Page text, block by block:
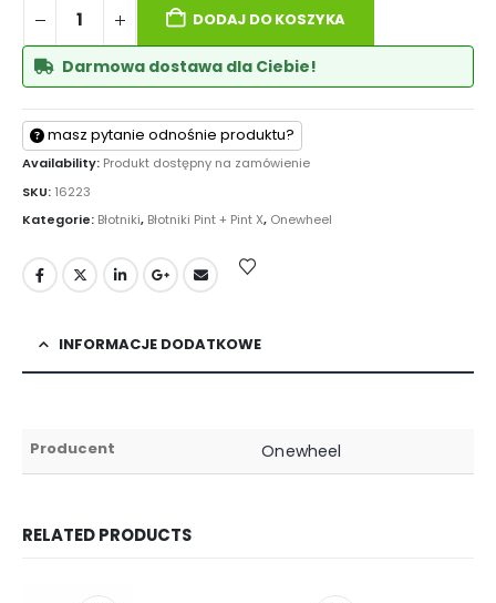
DODAJ DO KOSZYKA
Darmowa dostawa dla Ciebie!
masz pytanie odnośnie produktu?
Availability: Produkt dostępny na zamówienie
SKU: 16223
Kategorie: Błotniki, Błotniki Pint + Pint X, Onewheel
INFORMACJE DODATKOWE
Producent Onewheel
RELATED PRODUCTS